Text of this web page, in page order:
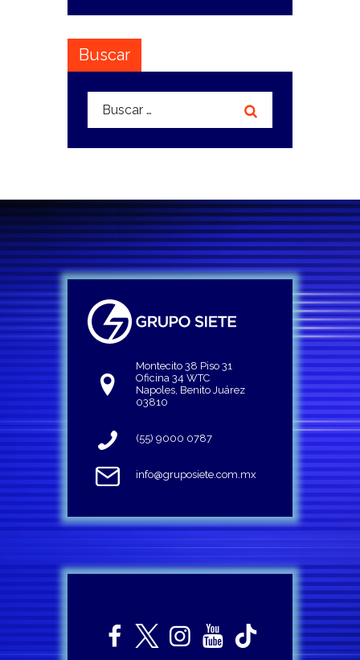
Buscar
Buscar:
Montecito 38 Piso 31
Oficina 34 WTC
Napoles, Benito Juárez
03810
(55) 9000 0787
info@gruposiete.com.mx